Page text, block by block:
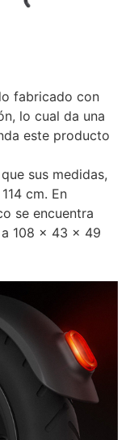
fabricado con
lo cual da una
este producto
sus medidas,
cm. En
se encuentra
a 108 x 43 x 49